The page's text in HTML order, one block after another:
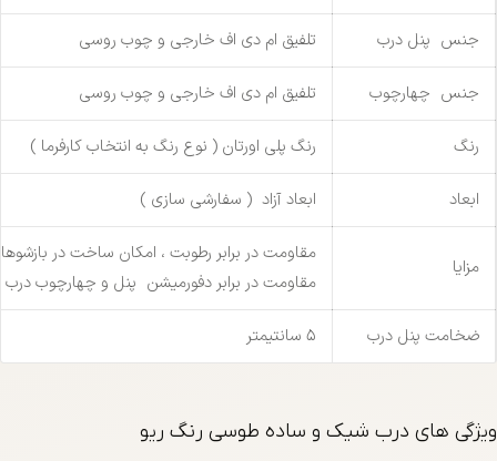
جنس پنل درب تلفیق ام دی اف خارجی و چوب روسی
جنس چهارچوب تلفیق ام دی اف خارجی و چوب روسی
رنگ رنگ پلی اورتان ( نوع رنگ به انتخاب کارفرما )
ابعاد ابعاد آزاد ( سفارشی سازی )
مزایا
مقاومت در برابر رطوبت ، امکان ساخت در
مقاومت در برابر دفورمیشن پنل و چهارچوب درب
ضخامت پنل درب 5 سانتیمتر
ویژگی های درب شیک و ساده طوسی رنگ ریو